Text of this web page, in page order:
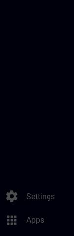
settings Settings
apps Apps